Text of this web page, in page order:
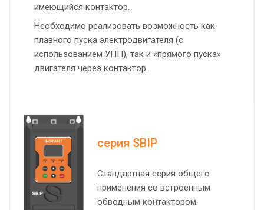
имеющийся контактор.
Необходимо реализовать возможность как
плавного пуска электродвигателя (с
использованием УПП), так и «прямого пуска»
двигателя через контактор.
серия SBIP
Стандартная серия общего
применения со встроенным
обводным контактором.